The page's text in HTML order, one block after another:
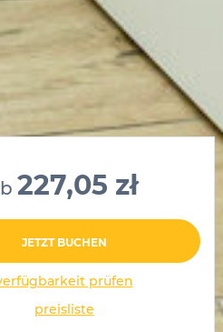
227,05 zł
JETZT BUCHEN
prüfen
preisliste